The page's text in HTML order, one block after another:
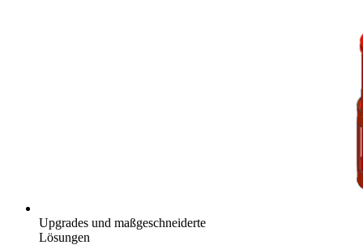
Upgrades und maßgeschneiderte
Lösungen